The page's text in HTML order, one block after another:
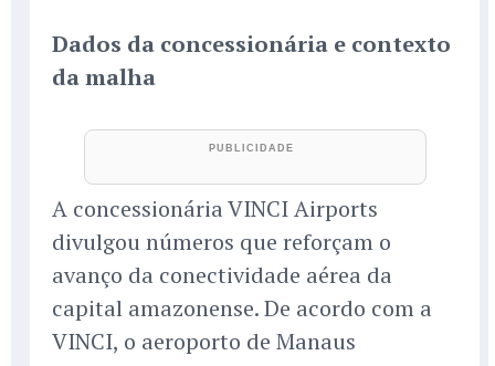
Dados da concessionária e contexto
da malha
A concessionária VINCI Airports
divulgou números que reforçam o
avanço da conectividade aérea da
capital amazonense. De acordo com a
VINCI, o aeroporto de Manaus